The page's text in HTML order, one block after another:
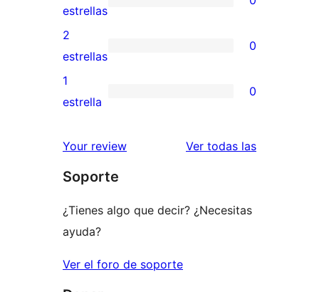
estrellas
de
4
estrellas
0
valoraciones
de
3
estrellas
estrellas
0
valoraciones
de
estrellas
2
estrellas
0
0
de
estrellas
1
estrella
0
Your review Ver todas las
Soporte
¿Tienes algo que decir? ¿Necesitas
ayuda?
Ver el foro de soporte